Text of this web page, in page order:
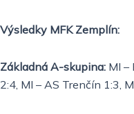
Výsledky MFK Zemplín:
Základná A-skupina: MI –
2:4, MI – AS Trenčín 1:3,